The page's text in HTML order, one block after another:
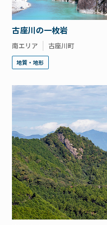
古座川の一枚岩
南エリア 古座川町
地質・地形